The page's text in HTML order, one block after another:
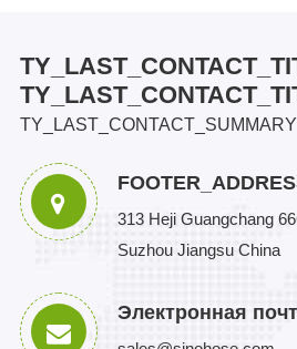
TY_LAST_CONTACT_SUMMARY
313 Heji Guangchang
Suzhou Jiangsu China
Электронная